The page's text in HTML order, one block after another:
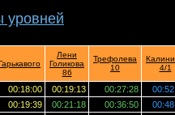
уровней
Лени
Голикова
86
Трефолева
10
4/1
00:18:00 00:19:13 00:27:28
00:19:39 00:21:18 00:36:50